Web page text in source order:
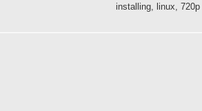
installing, linux, 720p